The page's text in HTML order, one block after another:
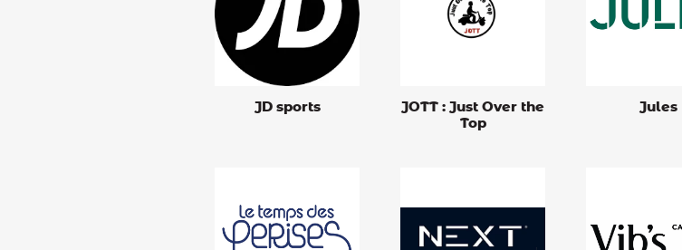
JD sports
JOTT : Just Over the
Top
Jules